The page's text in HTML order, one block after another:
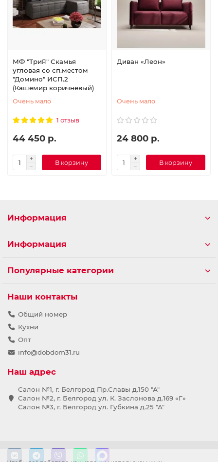
МФ "ТриЯ" Скамья
угловая со сп.местом
"Домино" ИСП.2
(Кашемир коричневый)
Очень мало
1 отзыв
44 450 р.
В корзину
Диван «Леон»
Очень мало
24 800 р.
В корзину
Информация
Информация
Популярные категории
Наши контакты
Общий номер
Кухни
Опт
info@dobdom31.ru
Наш адрес
Салон №1, г. Белгород Пр.Славы д.150 "А"
Салон №2, г. Белгород ул. К. Заслонова д.169 «Г»
Салон №3, г. Белгород ул. Губкина д.25 "А"